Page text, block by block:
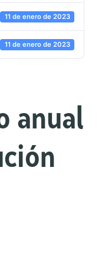
11 de enero de 2023
11 de enero de 2023
anual